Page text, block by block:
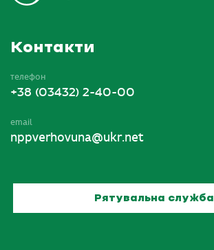
Контакти
телефон
+38 (03432) 2-40-00
email
nppverhovuna@ukr.net
Рятувальна служба